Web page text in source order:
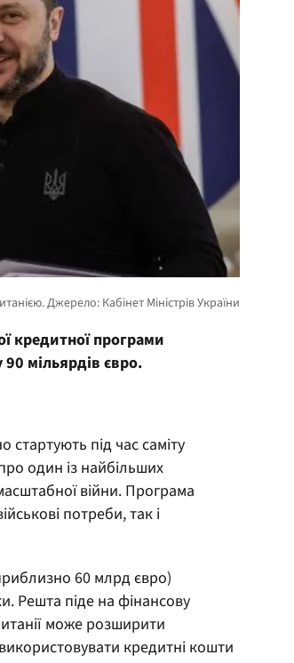
кредитної програми
мільярдів євро.
стартують під час саміту
один із найбільших
війни. Програма
потреби, так і
60 млрд євро)
Решта піде на фінансову
може розширити
кредитні кошти